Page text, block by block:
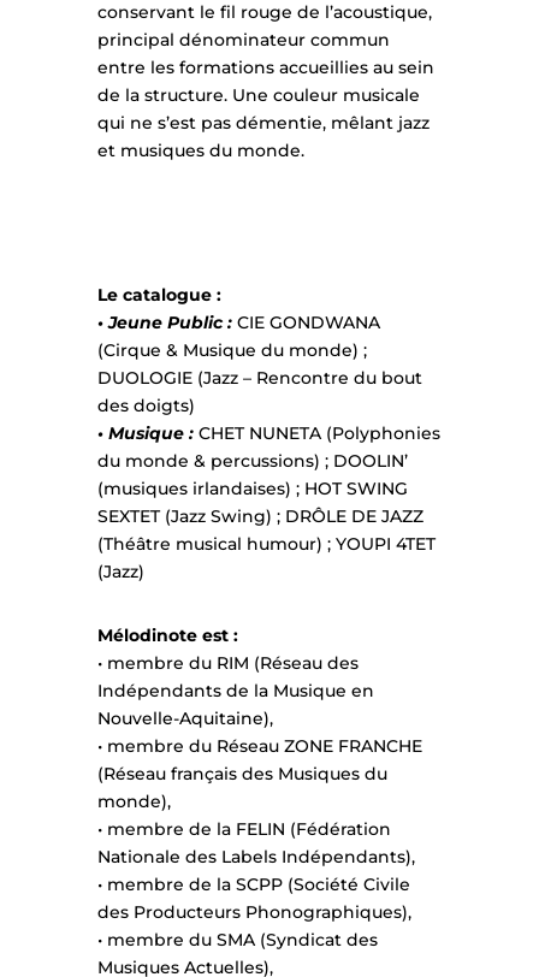
conservant le fil rouge de l’acoustique,
principal dénominateur commun
entre les formations accueillies au sein
de la structure. Une couleur musicale
qui ne s’est pas démentie, mêlant jazz
et musiques du monde.
Le catalogue :
• Jeune Public : CIE GONDWANA
(Cirque & Musique du monde) ;
DUOLOGIE (Jazz – Rencontre du bout
des doigts)
• Musique :CHET NUNETA (Polyphonies
du monde & percussions) ; DOOLIN’
(musiques irlandaises) ; HOT SWING
SEXTET (Jazz Swing) ; DRÔLE DE JAZZ
(Théâtre musical humour) ; YOUPI 4TET
(Jazz)
Mélodinote est :
• membre du RIM (Réseau des
Indépendants de la Musique en
Nouvelle-Aquitaine),
• membre du Réseau ZONE FRANCHE
(Réseau français des Musiques du
monde),
• membre de la FELIN (Fédération
Nationale des Labels Indépendants),
• membre de la SCPP (Société Civile
des Producteurs Phonographiques),
• membre du SMA (Syndicat des
Musiques Actuelles),